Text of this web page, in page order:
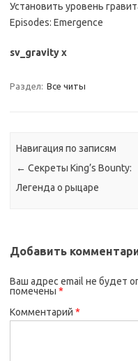
Установить уровень
Episodes: Emergence
sv_gravity х
Раздел: Все читы
Навигация по записям
← Секреты King’s Bounty:
Легенда о рыцаре
Добавить
Ваш адрес email не будет
помечены *
Комментарий *